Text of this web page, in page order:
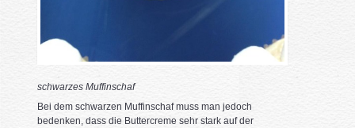
schwarzes Muffinschaf
Bei dem schwarzen Muffinschaf muss man jedoch
bedenken, dass die Buttercreme sehr stark auf der